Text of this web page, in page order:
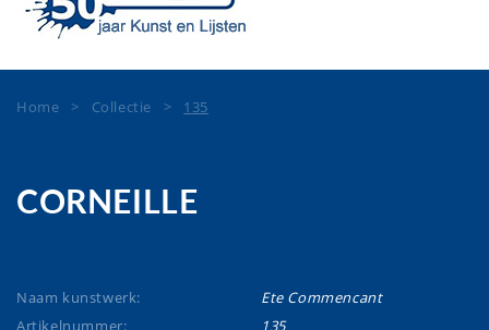
Home > Collectie > 135
CORNEILLE
Naam kunstwerk:
Ete Commencant
Artikelnummer:
135